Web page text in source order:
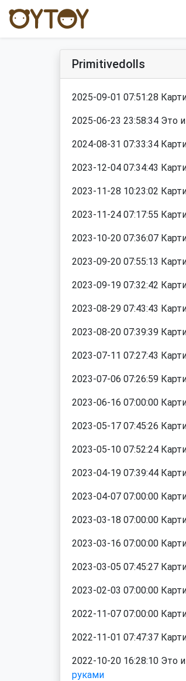
Primitivedolls
2025-09-01 07:51:28
2025-06-23 23:58:34 Это
2024-08-31 07:33:34
2023-12-04 07:34:43
2023-11-28 10:23:02
2023-11-24 07:17:55
2023-10-20 07:36:07
2023-09-20 07:55:13
2023-09-19 07:32:42
2023-08-29 07:43:43
2023-08-20 07:39:39
2023-07-11 07:27:43
2023-07-06 07:26:59
2023-06-16 07:00:00
2023-05-17 07:45:26
2023-05-10 07:52:24
2023-04-19 07:39:44
2023-04-07 07:00:00
2023-03-18 07:00:00
2023-03-16 07:00:00
2023-03-05 07:45:27
2023-02-03 07:00:00
2022-11-07 07:00:00
2022-11-01 07:47:37
2022-10-20 16:28:10 Это
руками